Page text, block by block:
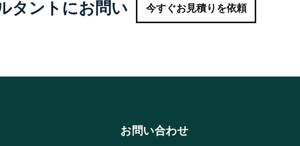
タントにお問い
今すぐお見積りを依頼
お問い合わせ